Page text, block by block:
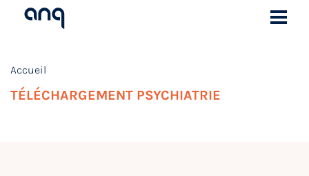
Accueil
TÉLÉCHARGEMENT PSYCHIATRIE